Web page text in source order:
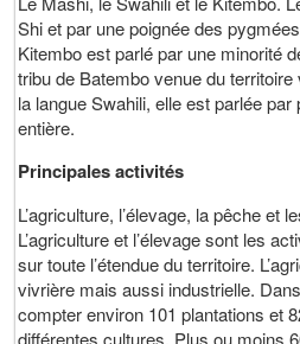
Shi et par une poignée des
Kitembo est parlé par une minorité
tribu de Batembo venue du
la langue Swahili, elle est parlée
entière.
Principales activités
L’agriculture, l’élevage, la pêche et
L’agriculture et l’élevage sont les
sur toute l’étendue du territoire.
vivrière mais aussi industrielle.
compter environ 101 plantations et
différentes cultures. Plus ou moins